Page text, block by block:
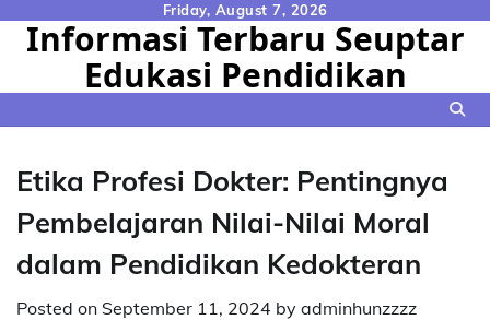
Friday, August 7, 2026
Informasi Terbaru Seuptar
Edukasi Pendidikan
Etika Profesi Dokter: Pentingnya
Pembelajaran Nilai-Nilai Moral
dalam Pendidikan Kedokteran
Posted on September 11, 2024 by adminhunzzzz